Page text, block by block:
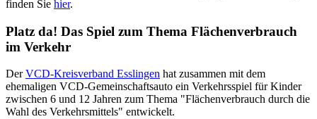
finden Sie hier.
Platz da! Das Spiel zum Thema Flächenverbrauch
im Verkehr
DerVCD-Kreisverband Esslingen hat zusammen mit dem
ehemaligen VCD-Gemeinschaftsauto ein Verkehrsspiel für Kinder
zwischen 6 und 12 Jahren zum Thema "Flächenverbrauch durch die
Wahl des Verkehrsmittels" entwickelt.